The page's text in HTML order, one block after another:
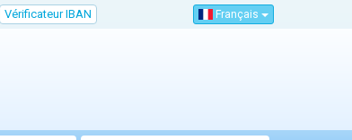
Vérificateur IBAN Français